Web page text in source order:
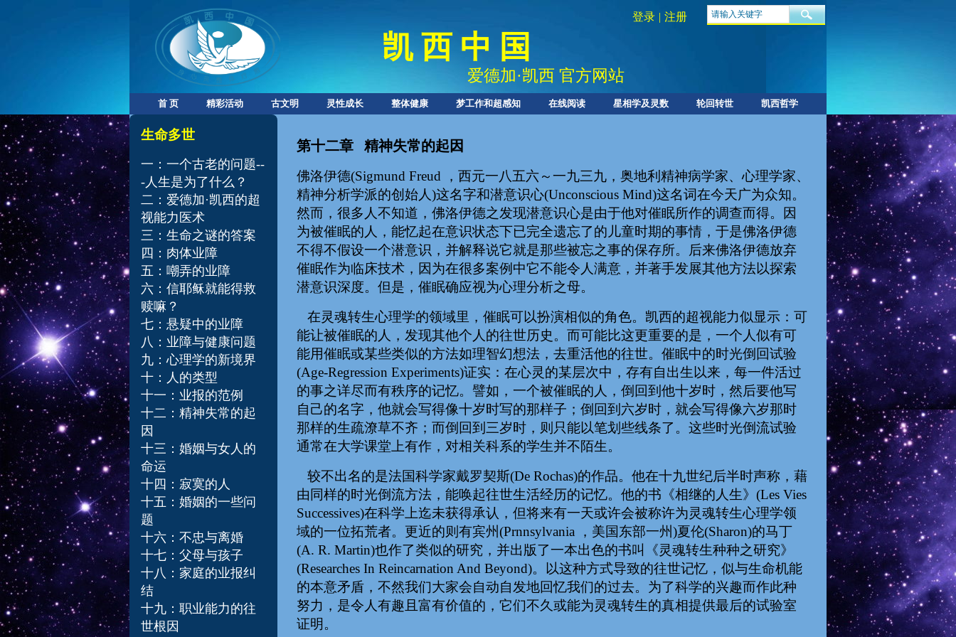
爱德加·凯西 官方网站
凯 西 中 国
登录 | 注册
首 页 精彩活动 古文明 灵性成长 整体健康 梦工作和超感知 在线阅读 星相学及灵数 轮回转世 凯西哲学
​​生命多世
一：一个古老的问题--
-人生是为了什么？
二：爱德加·凯西的超
视能力医术
三：生命之谜的答案
四：肉体业障
五：嘲弄的业障
六：信耶稣就能得救
赎嘛？
七：悬疑中的业障
八：业障与健康问题
九：心理学的新境界
十：人的类型
十一：业报的范例
十二：精神失常的起
因
十三：婚姻与女人的
命运
十四：寂寞的人
十五：婚姻的一些问
题
十六：不忠与离婚
十七：父母与孩子
十八：家庭的业报纠
结
十九：职业能力的往
世根因
第十二章 精神失常的起因
佛洛伊德(Sigmund Freud ，西元一八五六～一九三九，奥地利精神病学家、心理学家、
精神分析学派的创始人)这名字和潜意识心(Unconscious Mind)这名词在今天广为众知。
然而，很多人不知道，佛洛伊德之发现潜意识心是由于他对催眠所作的调查而得。因
为被催眠的人，能忆起在意识状态下已完全遗忘了的儿童时期的事情，于是佛洛伊德
不得不假设一个潜意识，并解释说它就是那些被忘之事的保存所。后来佛洛伊德放弃
催眠作为临床技术，因为在很多案例中它不能令人满意，并著手发展其他方法以探索
潜意识深度。但是，催眠确应视为心理分析之母。
在灵魂转生心理学的领域里，催眠可以扮演相似的角色。凯西的超视能力似显示：可
能让被催眠的人，发现其他个人的往世历史。而可能比这更重要的是，一个人似有可
能用催眠或某些类似的方法如理智幻想法，去重活他的往世。催眠中的时光倒回试验
(Age-Regression Experiments)证实：在心灵的某层次中，存有自出生以来，每一件活过
的事之详尽而有秩序的记忆。譬如，一个被催眠的人，倒回到他十岁时，然后要他写
自己的名字，他就会写得像十岁时写的那样子；倒回到六岁时，就会写得像六岁那时
那样的生疏潦草不齐；而倒回到三岁时，则只能以笔划些线条了。这些时光倒流试验
通常在大学课堂上有作，对相关科系的学生并不陌生。
较不出名的是法国科学家戴罗契斯(De Rochas)的作品。他在十九世纪后半时声称，藉
由同样的时光倒流方法，能唤起往世生活经历的记忆。他的书《相继的人生》(Les Vies
Successives)在科学上迄未获得承认，但将来有一天或许会被称许为灵魂转生心理学领
域的一位拓荒者。更近的则有宾州(Prnnsylvania ，美国东部一州)夏伦(Sharon)的马丁
(A. R. Martin)也作了类似的研究，并出版了一本出色的书叫《灵魂转生种种之研究》
(Researches In Reincarnation And Beyond)。以这种方式导致的往世记忆，似与生命机能
的本意矛盾，不然我们大家会自动自发地回忆我们的过去。为了科学的兴趣而作此种
努力，是令人有趣且富有价值的，它们不久或能为灵魂转生的真相提供最后的试验室
证明。